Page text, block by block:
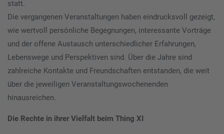
statt.
Die vergangenen Veranstaltungen haben eindrucksvoll gezeigt,
wie wertvoll persönliche Begegnungen, interessante Vorträge
und der offene Austausch unterschiedlicher Erfahrungen,
Lebenswege und Perspektiven sind. Über die Jahre sind
zahlreiche Kontakte und Freundschaften entstanden, die weit
über die jeweiligen Veranstaltungswochenenden
hinausreichen.
Die Rechte in ihrer Vielfalt beim Thing XI